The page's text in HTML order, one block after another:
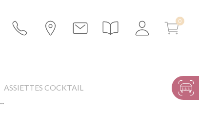
ASSIETTES COCKTAIL
FILET OR Ø 12 CM